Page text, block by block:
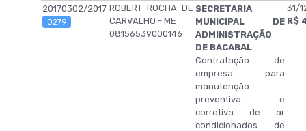
20170302/2017
0279
ROBERT ROCHA DE
CARVALHO - ME
08156539000146
SECRETARIA
MUNICIPAL DE
ADMINISTRAÇÃO
DE BACABAL
Contratação de
empresa para
manutenção
preventiva e
corretiva de ar
condicionados de
31/
R$